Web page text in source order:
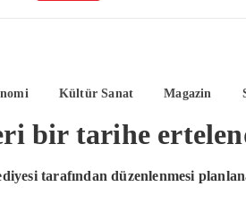
Kültür Sanat Magazin
bir tarihe
tarafından düzenlenmesi